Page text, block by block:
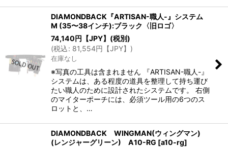
DIAMONDBACK『ARTISAN-職人-』システム
M (35〜38インチ):ブラック〈旧ロゴ〉
74,140円【JPY】 (税別)
(税込: 81,554円【JPY】 )
在庫なし
※写真の工具は含まれません 『ARTISAN-職人-』
システムは、ある程度の道具を整理して持ち運び
たい職人のために設計されたシステムです。 右側
のマイターポーチには、必須ツール用の6つのス
ロットと、…
DIAMONDBACK WINGMAN(ウィングマン)
(レンジャーグリーン) A10-RG [a10-rg]